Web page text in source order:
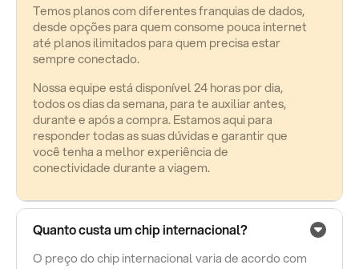
Temos planos com diferentes franquias de dados,
desde opções para quem consome pouca internet
até planos ilimitados para quem precisa estar
sempre conectado.
Nossa equipe está disponível 24 horas por dia,
todos os dias da semana, para te auxiliar antes,
durante e após a compra. Estamos aqui para
responder todas as suas dúvidas e garantir que
você tenha a melhor experiência de
conectividade durante a viagem.
Quanto custa um chip internacional?
O preço do chip internacional varia de acordo com